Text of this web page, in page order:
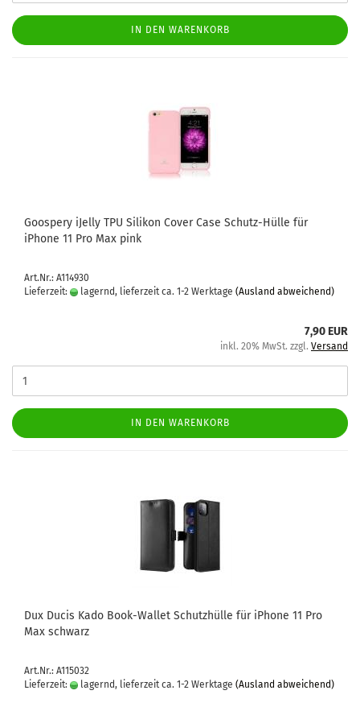
IN DEN WARENKORB
Goo­spe­ry iJel­ly TPU Si­li­kon Cover Case Schutz-​​Hülle für
iPho­ne 11 Pro Max pink
Art.Nr.: A114930
Lieferzeit:
lagernd, lieferzeit ca. 1-2 Werktage (Ausland abweichend)
7,90 EUR
inkl. 20% MwSt. zzgl. Versand
IN DEN WARENKORB
Dux Ducis Kado Book-​Wal­let Schutz­hül­le für iPho­ne 11 Pro
Max schwarz
Art.Nr.: A115032
Lieferzeit:
lagernd, lieferzeit ca. 1-2 Werktage (Ausland abweichend)